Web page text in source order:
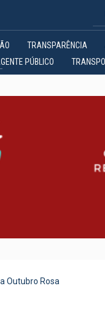
TRANSPARÊNCIA
PÚBLICO
Outubro Rosa